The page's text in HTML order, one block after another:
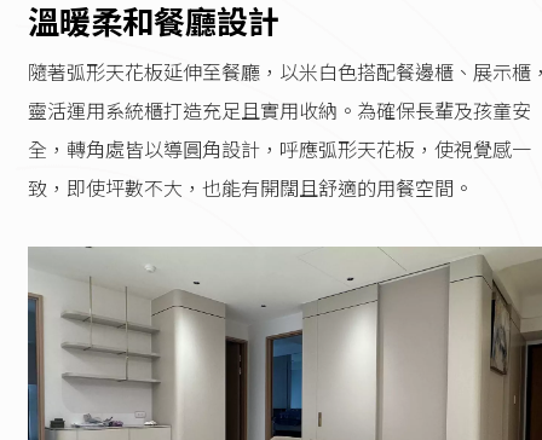
溫暖柔和餐廳設計
隨著弧形天花板延伸至餐廳，以米白色搭配餐邊櫃、展示櫃
靈活運用系統櫃打造充足且實用收納。為確保長輩及孩童安
全，轉角處皆以導圓角設計，呼應弧形天花板，使視覺感一
致，即使坪數不大，也能有開闊且舒適的用餐空間。